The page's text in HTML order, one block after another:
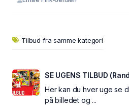
Tilbud fra samme kategori
SE UGENS TILBUD
Her kan du hver uge se
på billedet og ...